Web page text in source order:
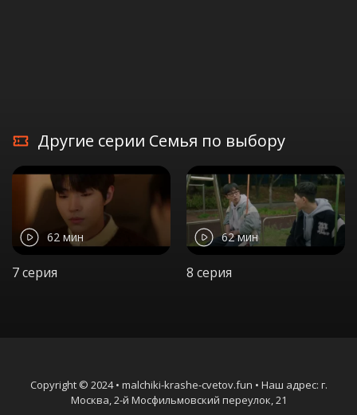
Другие серии Семья по выбору
62 мин
7 серия
62 мин
8 серия
Copyright © 2024 • malchiki-krashe-cvetov.fun • Наш адрес: г.
Москва, 2-й Мосфильмовский переулок, 21